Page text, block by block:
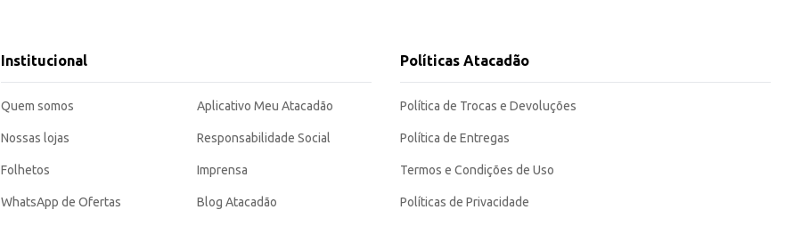
Institucional
Quem somos
Nossas lojas
Folhetos
WhatsApp de Ofertas
Aplicativo Meu Atacadão
Responsabilidade Social
Imprensa
Blog Atacadão
Políticas Atacadão
Política de Trocas e Devoluções
Política de Entregas
Termos e Condições de Uso
Políticas de Privacidade